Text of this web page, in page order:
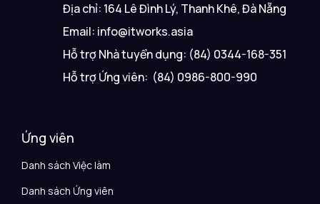
Địa chỉ: 164 Lê Đình Lý, Thanh Khê, Đà Nẵng
Email: info@itworks.asia
Hỗ trợ Nhà tuyển dụng: (84) 0344-168-351
Hỗ trợ Ứng viên: (84) 0986-800-990
Ứng viên
Danh sách Việc làm
Danh sách Ứng viên